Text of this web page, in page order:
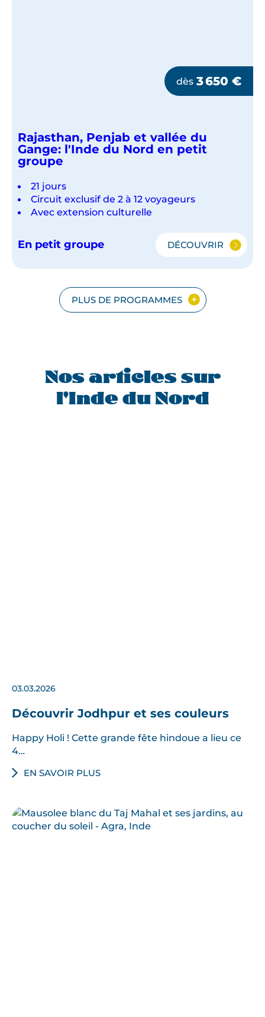
dès 3 650 €
Rajasthan, Penjab et vallée du
Gange: l'Inde du Nord en petit
groupe
21 jours
Circuit exclusif de 2 à 12 voyageurs
Avec extension culturelle
En petit groupe DÉCOUVRIR
RAJASTHAN,
VALLÉE
DU
GANGE:
PETIT
GROUPE
PLUS DE PROGRAMMES
Nos articles sur
l'Inde du Nord
03.03.2026
Découvrir Jodhpur et ses couleurs
Happy Holi ! Cette grande fête hindoue a lieu ce
4…
EN SAVOIR PLUS